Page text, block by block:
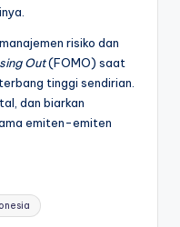
risiko dan
Out(FOMO) saat
tinggi sendirian.
dan biarkan
emiten-emiten